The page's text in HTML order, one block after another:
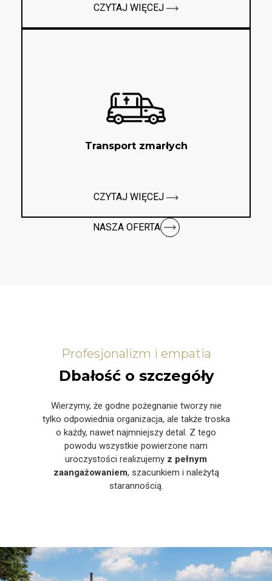
CZYTAJ WIĘCEJ
Transport zmarłych
CZYTAJ WIĘCEJ
NASZA OFERTA
Profesjonalizm i empatia
Dbałość o szczegóły
Wierzymy, że godne pożegnanie tworzy nie
tylko odpowiednia organizacja, ale także troska
o każdy, nawet najmniejszy detal. Z tego
powodu wszystkie powierzone nam
uroczystości realizujemy z pełnym
zaangażowaniem, szacunkiem i należytą
starannością.